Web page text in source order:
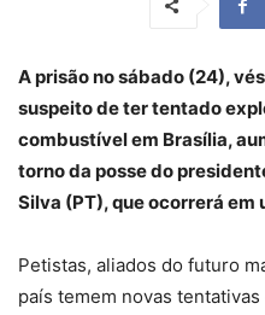
A prisão no sábado (24),
suspeito de ter tentado
combustível em Brasília,
torno da posse do
Silva (PT), que ocorrerá em
Petistas, aliados do futuro
país temem novas